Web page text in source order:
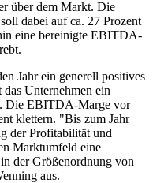
über dem Markt. Die
dabei auf ca. 27 Prozent
eine bereinigte EBITDA-
Jahr ein generell positives
Unternehmen ein
Die EBITDA-Marge vor
klettern. "Bis zum Jahr
der Profitabilität und
Marktumfeld eine
der Größenordnung von
aus.